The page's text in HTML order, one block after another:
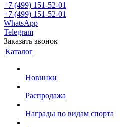
+7 (499) 151-52-01
+7 (499) 151-52-01
WhatsApp
Telegram
Заказать звонок
Каталог
Новинки
Распродажа
Награды по видам спорта